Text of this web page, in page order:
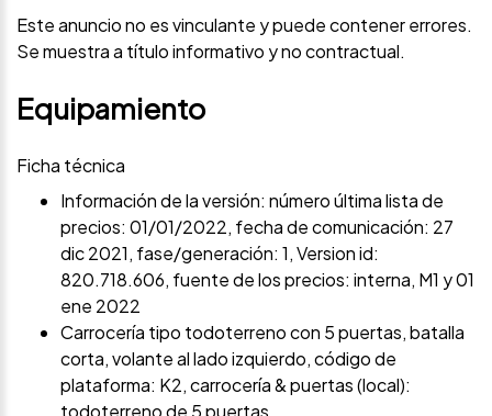
Este anuncio no es vinculante y puede contener errores.
Se muestra a título informativo y no contractual.
Equipamiento
Ficha técnica
Información de la versión: número última lista de
precios: 01/01/2022, fecha de comunicación: 27
dic 2021, fase/generación: 1, Version id:
820.718.606, fuente de los precios: interna, M1 y 01
ene 2022
Carrocería tipo todoterreno con 5 puertas, batalla
corta, volante al lado izquierdo, código de
plataforma: K2, carrocería & puertas (local):
todoterreno de 5 puertas